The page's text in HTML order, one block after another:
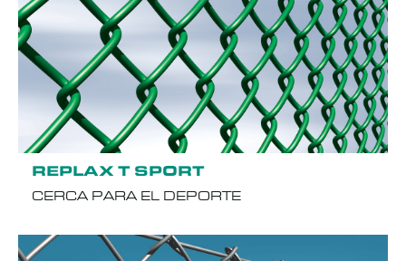
REPLAX T SPORT
CERCA PARA EL DEPORTE